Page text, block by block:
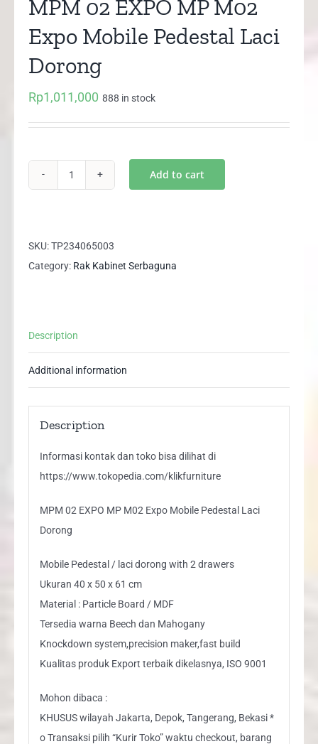
MPM 02 EXPO MP M02
Expo Mobile Pedestal Laci
Dorong
Rp1,011,000 888 in stock
MP
M02
Laci
Add to cart
SKU:TP234065003
Category: Rak Kabinet Serbaguna
Description
Additional information
Description
Informasi kontak dan toko bisa dilihat di
https://www.tokopedia.com/klikfurniture
MPM 02 EXPO MP M02 Expo Mobile Pedestal Laci
Dorong
Mobile Pedestal / laci dorong with 2 drawers
Ukuran 40 x 50 x 61 cm
Material : Particle Board / MDF
Tersedia warna Beech dan Mahogany
Knockdown system,precision maker,fast build
Kualitas produk Export terbaik dikelasnya, ISO 9001
Mohon dibaca :
KHUSUS wilayah Jakarta, Depok, Tangerang, Bekasi *
o Transaksi pilih “Kurir Toko” waktu checkout, barang